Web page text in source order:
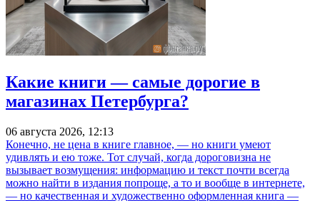
Какие книги — самые дорогие в
магазинах Петербурга?
06 августа 2026, 12:13
Конечно, не цена в книге главное, — но книги умеют
удивлять и ею тоже. Тот случай, когда дороговизна не
вызывает возмущения: информацию и текст почти всегда
можно найти в издания попроще, а то и вообще в интернете,
— но качественная и художественно оформленная книга —